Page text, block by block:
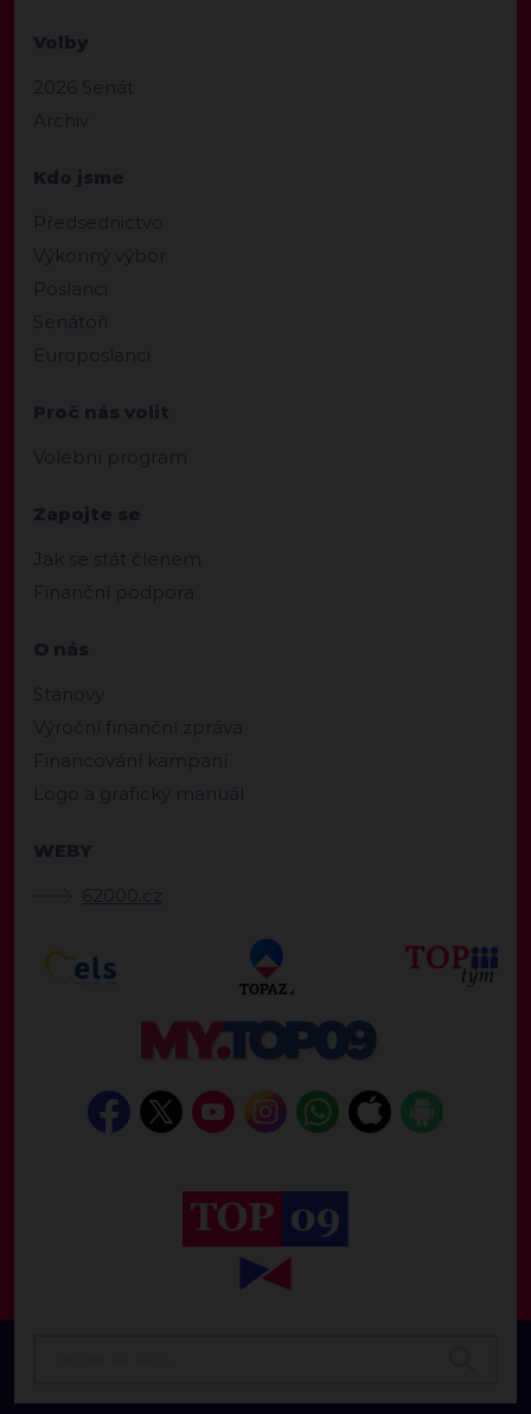
Volby
2026 Senát
Archiv
Kdo jsme
Předsednictvo
Výkonný výbor
Poslanci
Senátoři
Europoslanci
Proč nás volit
Volební program
Zapojte se
Jak se stát členem
Finanční podpora
O nás
Stanovy
Výroční finanční zpráva
Financování kampaní
Logo a grafický manuál
WEBY
62000.cz